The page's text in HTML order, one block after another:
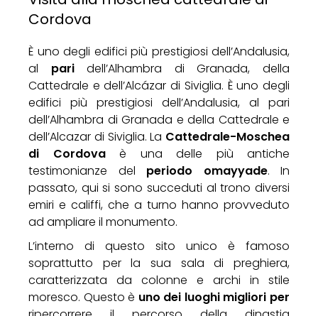
Cordova
È uno degli edifici più prestigiosi dell’Andalusia,
al paridell’Alhambra di Granada, della
Cattedrale e dell’Alcázar di Siviglia. È uno degli
edifici più prestigiosi dell’Andalusia, al pari
dell’Alhambra di Granada e della Cattedrale e
dell’Alcazar di Siviglia. La Cattedrale-Moschea
di Cordovaè una delle più antiche
testimonianze del periodo omayyade. In
passato, qui si sono succeduti al trono diversi
emiri e califfi, che a turno hanno provveduto
ad ampliare il monumento.
L’interno di questo sito unico è famoso
soprattutto per la sua sala di preghiera,
caratterizzata da colonne e archi in stile
moresco. Questo è uno dei luoghi migliori per